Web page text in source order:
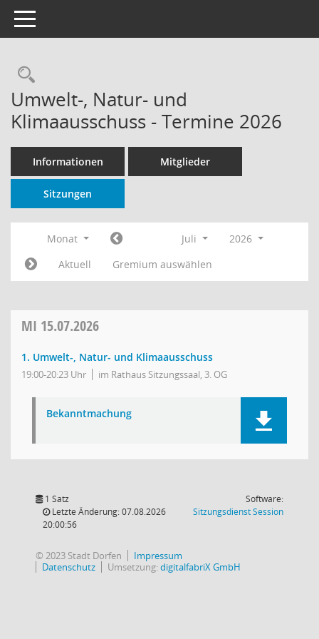
Toggle navigation
Rechercheauswahl
Umwelt-, Natur- und
Klimaausschuss - Termine 2026
Informationen Mitglieder
Sitzungen
Monat Juli
2026
Aktuell
Gremium auswählen
MI 15.07.2026
1. Umwelt-, Natur- und Klimaausschuss
19:00-20:23 Uhr im Rathaus Sitzungssaal, 3. OG
Bekanntmachung
1 Satz
Letzte Änderung: 07.08.2026
20:00:56
Software:
SitzungsdienstSession(Wird in
© 2023 Stadt Dorfen
Impressum
Datenschutz
Umsetzung:digitalfabriX GmbH